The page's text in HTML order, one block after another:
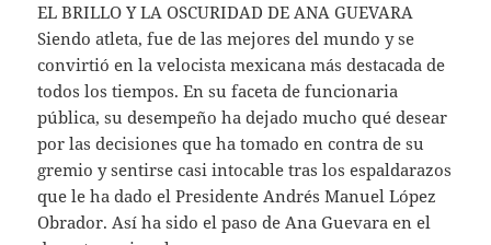
EL BRILLO Y LA OSCURIDAD DE ANA GUEVARA
Siendo atleta, fue de las mejores del mundo y se
convirtió en la velocista mexicana más destacada de
todos los tiempos. En su faceta de funcionaria
pública, su desempeño ha dejado mucho qué desear
por las decisiones que ha tomado en contra de su
gremio y sentirse casi intocable tras los espaldarazos
que le ha dado el Presidente Andrés Manuel López
Obrador. Así ha sido el paso de Ana Guevara en el